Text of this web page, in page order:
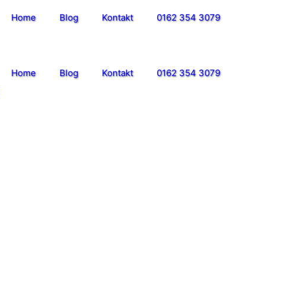
Home Blog Kontakt 0162 354 3079
Home Blog Kontakt 0162 354 3079